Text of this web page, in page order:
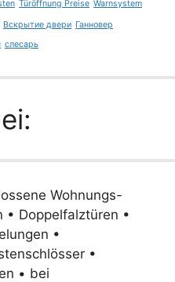
Türöffnung Preise Warnsystem
Вскрытие двери Ганновер
слесарь
Wohnungs-
• Doppelfalztüren •
•
•
• bei